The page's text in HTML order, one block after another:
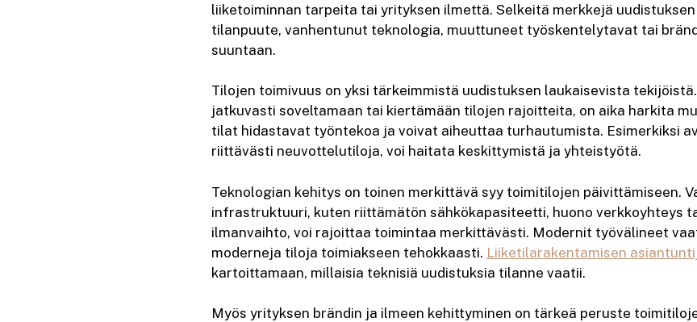
liiketoiminnan tarpeita tai yrityksen ilmettä. Selkeitä merkkejä
tilanpuute, vanhentunut teknologia, muuttuneet työskentelytavat tai
suuntaan.
Tilojen toimivuus on yksi tärkeimmistä uudistuksen laukaisevista
jatkuvasti soveltamaan tai kiertämään tilojen rajoitteita, on aika harkita
tilat hidastavat työntekoa ja voivat aiheuttaa turhautumista. Esimerkiksi
riittävästi neuvottelutiloja, voi haitata keskittymistä ja yhteistyötä.
Teknologian kehitys on toinen merkittävä syy toimitilojen päivittämiseen.
infrastruktuuri, kuten riittämätön sähkökapasiteetti, huono verkkoyhteys
ilmanvaihto, voi rajoittaa toimintaa merkittävästi. Modernit työvälineet
moderneja tiloja toimiakseen tehokkaasti. Liiketilarakentamisen
kartoittamaan, millaisia teknisiä uudistuksia tilanne vaatii.
Myös yrityksen brändin ja ilmeen kehittyminen on tärkeä peruste